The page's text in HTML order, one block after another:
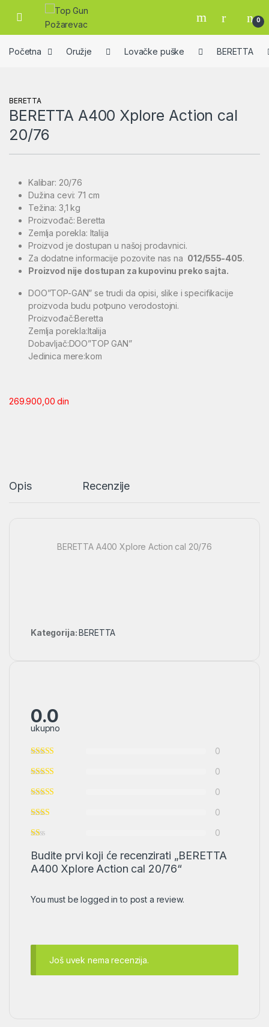
Skip to navigation
Skip to content
Open 0
Početna Oružje Lovačke puške BERETTA
BERETTA
BERETTA A400 Xplore Action cal
20/76
Kalibar: 20/76
Dužina cevi: 71 cm
Težina: 3,1 kg
Proizvođač: Beretta
Zemlja porekla: Italija
Proizvod je dostupan u našoj prodavnici.
Za dodatne informacije pozovite nas na 012/555-405.
Proizvod nije dostupan za kupovinu preko sajta.
DOO”TOP-GAN” se trudi da opisi, slike i specifikacije
proizvoda budu potpuno verodostojni.
Proizvođač:Beretta
Zemlja porekla:Italija
Dobavljač:DOO”TOP GAN”
Jedinica mere:kom
269.900,00din
Opis Recenzije
BERETTA A400 Xplore Action cal 20/76
Kategorija:BERETTA
0.0
ukupno
0
0
0
0
0
Budite prvi koji će recenzirati „BERETTA
A400 Xplore Action cal 20/76“
You must belogged in to post a review.
Još uvek nema recenzija.